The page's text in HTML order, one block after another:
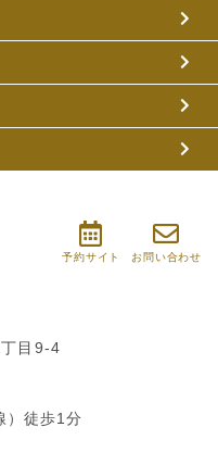
予約サイト お問い合わせ
目9-4
）徒歩1分